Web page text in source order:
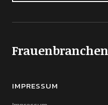
IMPRESSUM